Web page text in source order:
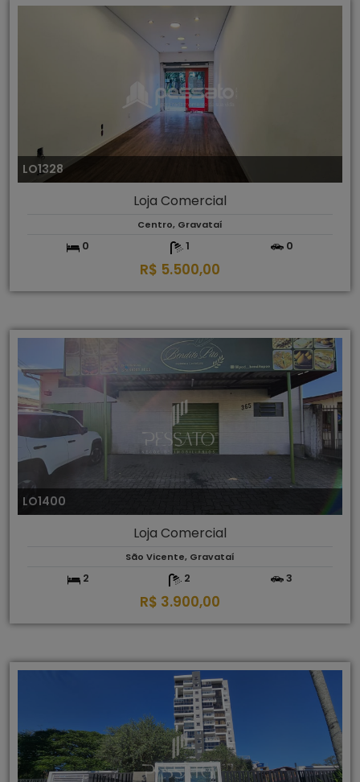
LO1328
Loja Comercial
Centro, Gravataí
0 1 0
R$ 5.500,00
LO1400
Loja Comercial
São Vicente, Gravataí
2 2 3
R$ 3.900,00